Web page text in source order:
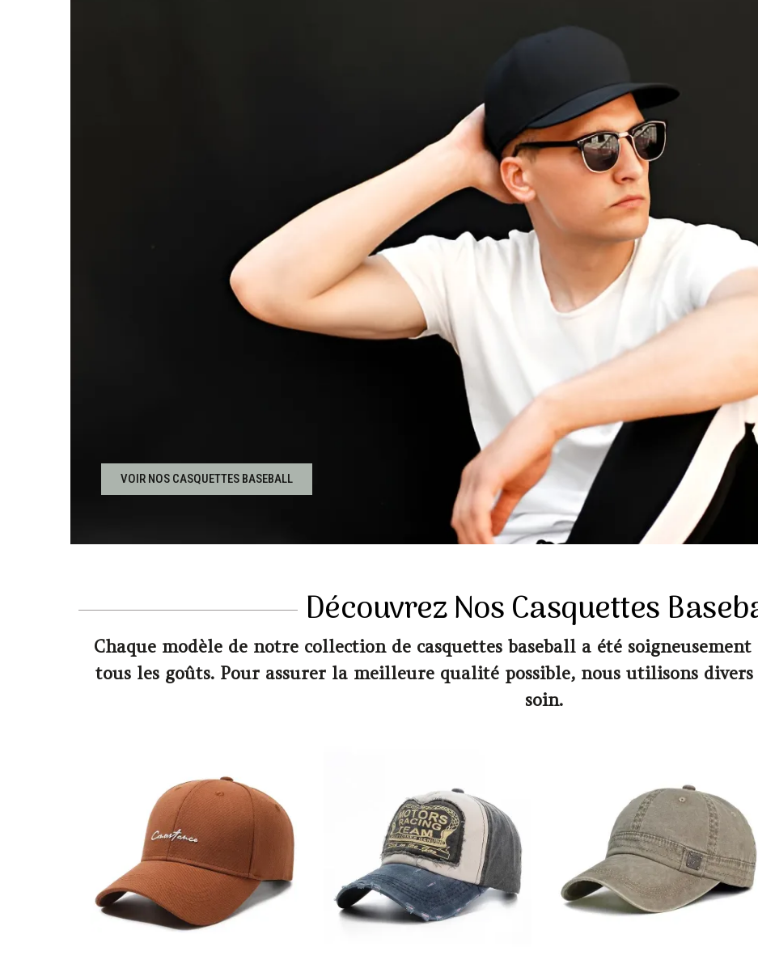
VOIR NOS CASQUETTES BASEBALL
Découvrez Nos Casquettes
Chaque modèle de notre collection de casquettes baseball a été
tous les goûts. Pour assurer la meilleure qualité possible, nous utilisons
soin.